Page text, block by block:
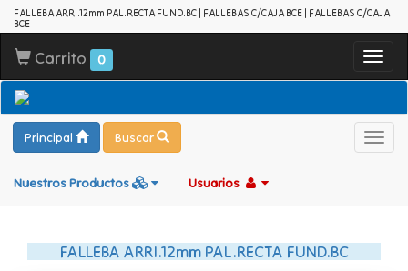
FALLEBA ARRI.12mm PAL.RECTA FUND.BC | FALLEBAS C/CAJA BCE | FALLEBAS C/CAJA
BCE
Carrito 0
Principal Buscar
Nuestros Productos Usuarios
FALLEBA ARRI.12mm PAL.RECTA FUND.BC